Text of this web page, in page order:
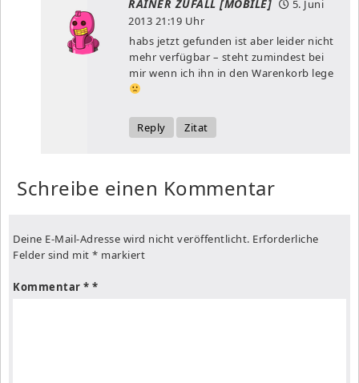
RAINER ZUFALL [MOBILE]
5. Juni
2013 21:19 Uhr
habs jetzt gefunden ist aber leider nicht
mehr verfügbar – steht zumindest bei
mir wenn ich ihn in den Warenkorb lege
Reply Zitat
Schreibe einen Kommentar
Deine E-Mail-Adresse wird nicht veröffentlicht. Erforderliche
Felder sind mit * markiert
Kommentar *